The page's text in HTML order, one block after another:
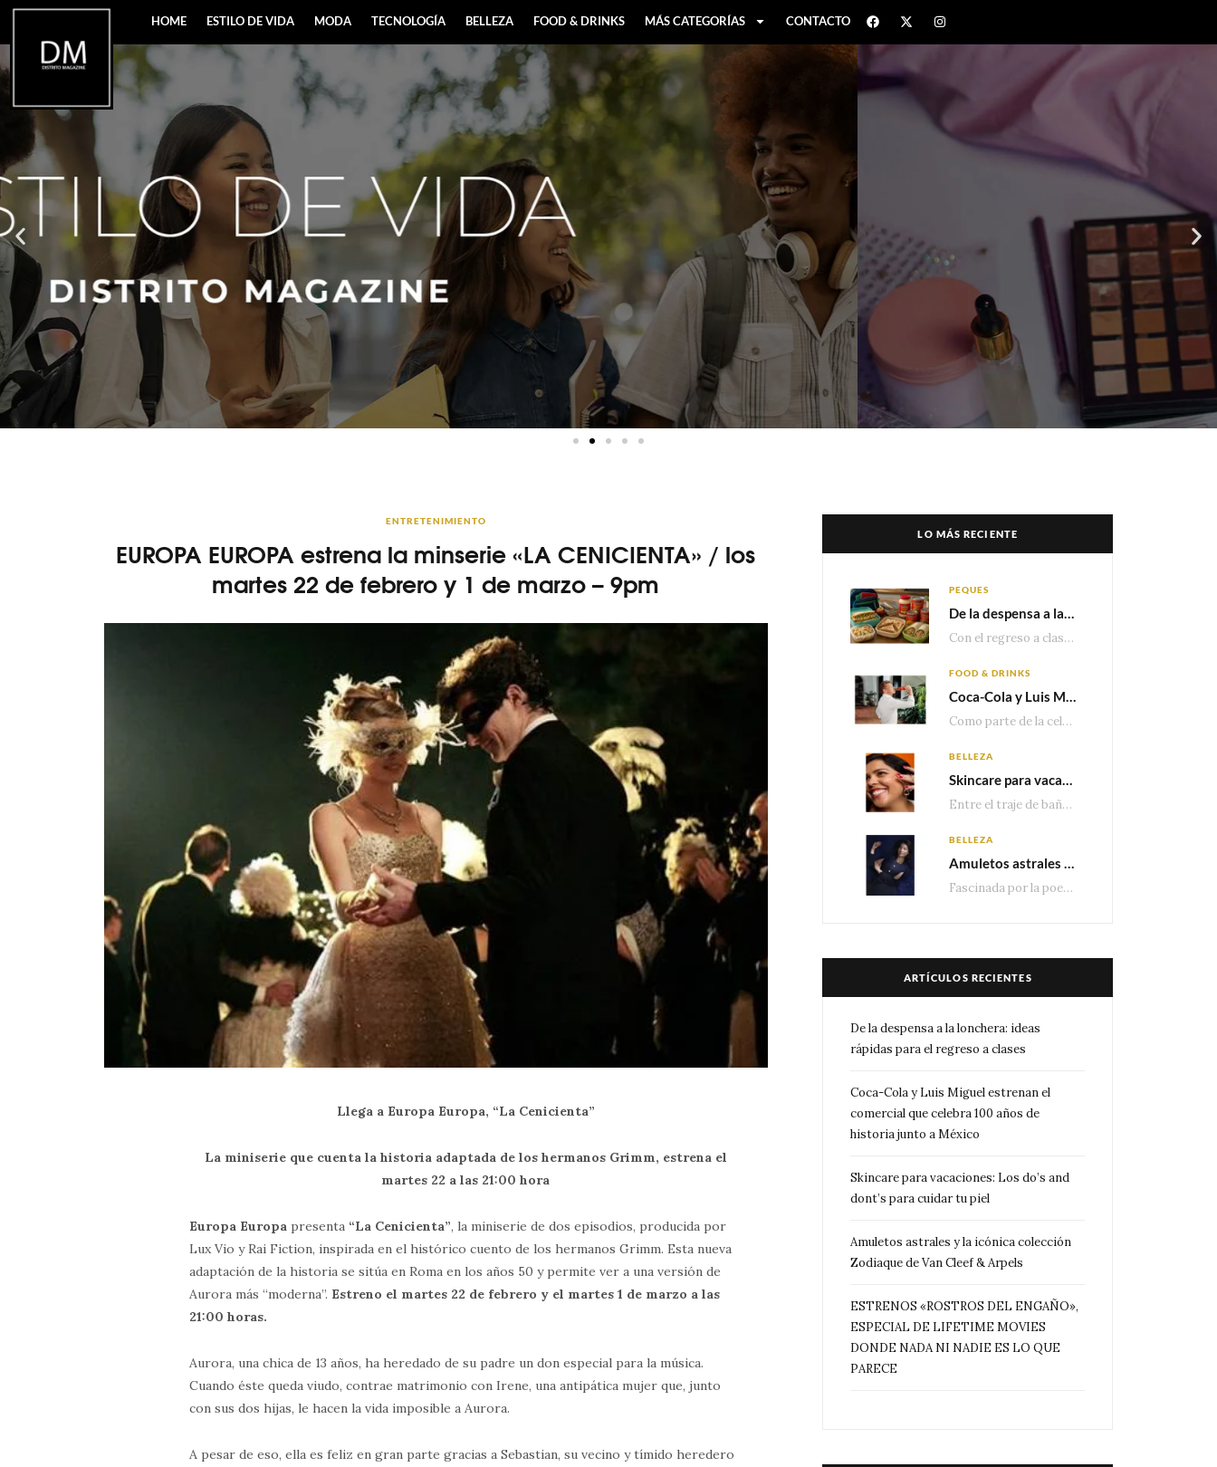
HOME ESTILO DE VIDA MODA TECNOLOGÍA BELLEZA FOOD & DRINKS MÁS CATEGORÍAS CONTACTO
ENTRETENIMIENTO
EUROPA EUROPA estrena la minserie «LA CENICIENTA» / los
martes 22 de febrero y 1 de marzo – 9pm
Llega a Europa Europa, “La Cenicienta”
La miniserie que cuenta la historia adaptada de los hermanos Grimm, estrena el
martes 22 a las 21:00 hora
Europa Europa presenta “La Cenicienta”, la miniserie de dos episodios, producida por
Lux Vio y Rai Fiction, inspirada en el histórico cuento de los hermanos Grimm. Esta nueva
adaptación de la historia se sitúa en Roma en los años 50 y permite ver a una versión de
Aurora más “moderna”. Estreno el martes 22 de febrero y el martes 1 de marzo a las
21:00 horas.
Aurora, una chica de 13 años, ha heredado de su padre un don especial para la música.
Cuando éste queda viudo, contrae matrimonio con Irene, una antipática mujer que, junto
con sus dos hijas, le hacen la vida imposible a Aurora.
A pesar de eso, ella es feliz en gran parte gracias a Sebastian, su vecino y tímido heredero
LO MÁS RECIENTE
PEQUES
De la despensa a la lonchera: ideas rápidas para el regreso a clases
Con el regreso a clases cada vez más cerca, las familias comienzan a reorganizar horarios,…
FOOD & DRINKS
Coca-Cola y Luis Miguel estrenan el comercial que celebra 100 años de historia junto a México
Como parte de la celebración por sus primeros 100 años enMéxico, Coca-Cola presenta hoy el…
BELLEZA
Skincare para vacaciones: Los do’s and dont’s para cuidar tu piel
Entre el traje de baño, las sandalias, los lentes de sol y los looks que…
BELLEZA
Amuletos astrales y la icónica colección Zodiaque de Van Cleef & Arpels
Fascinada por la poesía de las estrellas, la Maison Van Cleef & Arpels celebra la llegada de las…
ARTÍCULOS RECIENTES
De la despensa a la lonchera: ideas
rápidas para el regreso a clases
Coca-Cola y Luis Miguel estrenan el
comercial que celebra 100 años de
historia junto a México
Skincare para vacaciones: Los do’s and
dont’s para cuidar tu piel
Amuletos astrales y la icónica colección
Zodiaque de Van Cleef & Arpels
ESTRENOS «ROSTROS DEL ENGAÑO»,
ESPECIAL DE LIFETIME MOVIES
DONDE NADA NI NADIE ES LO QUE
PARECE